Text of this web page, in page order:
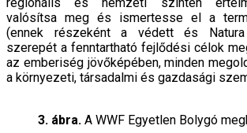
valósítsa meg és ismertesse el a
(ennek részeként a védett és
szerepét a fenntartható fejlődési célok
az emberiség jövőképében, minden
a környezeti, társadalmi és gazdasági
3. ábra. A WWF Egyetlen Bolygó